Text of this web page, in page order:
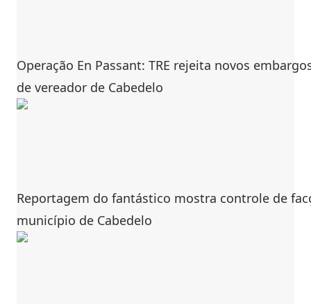
Operação En Passant: TRE rejeita novos
de vereador de Cabedelo
Reportagem do fantástico mostra controle de
município de Cabedelo